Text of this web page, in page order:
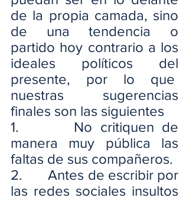
de la propia camada, sino
de una tendencia o
partido hoy contrario a los
ideales políticos del
presente, por lo que
nuestras sugerencias
finales son las siguientes
1.       No critiquen de
manera muy pública las
faltas de sus compañeros.
2.       Antes de escribir por
las redes sociales insultos